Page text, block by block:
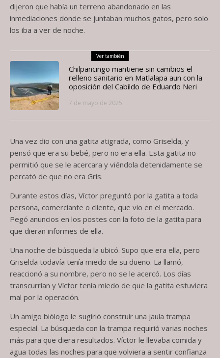
dijeron que había un terreno abandonado en las
inmediaciones donde se juntaban muchos gatos, pero solo
los iba a ver de noche.
Ver también
Chilpancingo mantiene sin cambios el
relleno sanitario en Matlalapa aun con la
oposición del Cabildo de Eduardo Neri
7 de mayo de 2025
Una vez dio con una gatita atigrada, como Griselda, y
pensó que era su bebé, pero no era ella. Esta gatita no
permitió que se le acercara y viéndola detenidamente se
percató de que no era Gris.
Durante estos días, Víctor preguntó por la gatita a toda
persona, comerciante o cliente, que vio en el mercado.
Pegó anuncios en los postes con la foto de la gatita para
que dieran informes de ella.
Una noche de búsqueda la ubicó. Supo que era ella, pero
Griselda todavía tenía miedo de su dueño. La llamó,
reaccionó a su nombre, pero no se le acercó. Los días
transcurrían y Víctor tenía miedo de que la gatita estuviera
mal por la operación.
Un amigo biólogo le sugirió construir una jaula trampa
especial. La búsqueda con la trampa requirió varias noches
más para que diera resultados. Víctor le llevaba comida y
agua todas las noches para que volviera a sentir confianza